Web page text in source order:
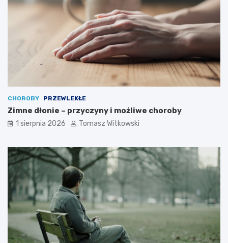
CHOROBY PRZEWLEKŁE
Zimne dłonie – przyczyny i możliwe choroby
1 sierpnia 2026 Tomasz Witkowski